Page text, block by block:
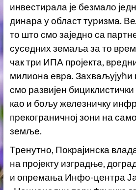
инвестирала је безмало
динара у област туризма.
то што смо заједно са
суседних земаља за то
чак три ИПА пројекта,
милиона евра.
смо развијен
као и бољу железничку
прекограничној зони на
земље.
Тренутно, Покрајинска
на пројекту изградње,
и опремања Инфо-центра